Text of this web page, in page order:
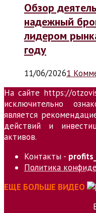
Обзор
надежный
лидером
году
11/06/20261
На сайте https://
исключительно
является
действий и
активов.
Контакты -
Политика
ЕЩЕ БОЛЬШЕ ВИДЕО